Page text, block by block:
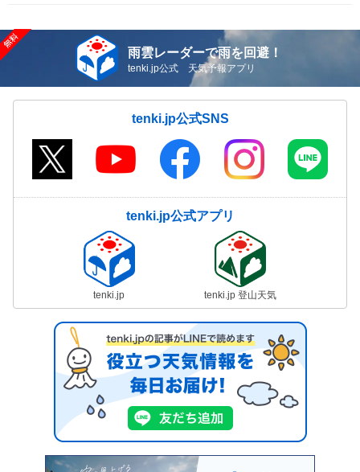
雨雲レーダーで雨を回避！
tenki.jp公式 天気予報アプリ
tenki.jp公式SNS
tenki.jp公式アプリ
tenki.jp tenki.jp 登山天気